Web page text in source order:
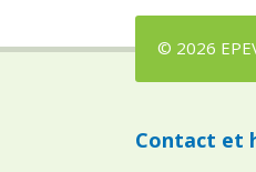
© 2026
Contact et